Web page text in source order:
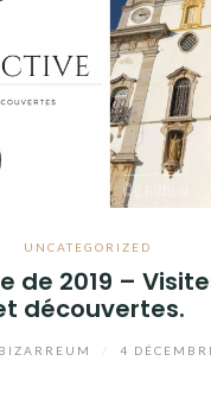
UNCATEGORIZED
de 2019 –
découvertes.
4